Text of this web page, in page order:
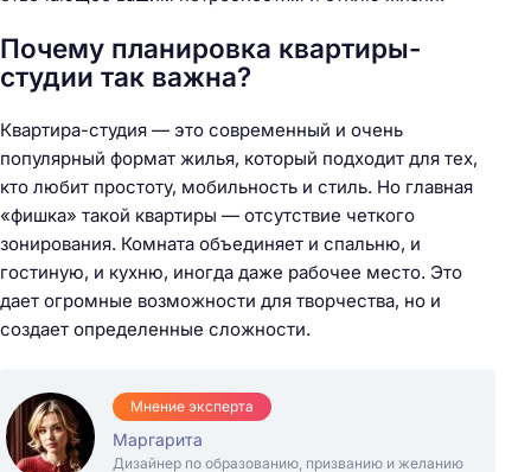
Почему планировка квартиры-
студии так важна?
Квартира-студия — это современный и очень
популярный формат жилья, который подходит для тех,
кто любит простоту, мобильность и стиль. Но главная
«фишка» такой квартиры — отсутствие четкого
зонирования. Комната объединяет и спальню, и
гостиную, и кухню, иногда даже рабочее место. Это
дает огромные возможности для творчества, но и
создает определенные сложности.
Мнение эксперта
Маргарита
Дизайнер по образованию, призванию и желанию